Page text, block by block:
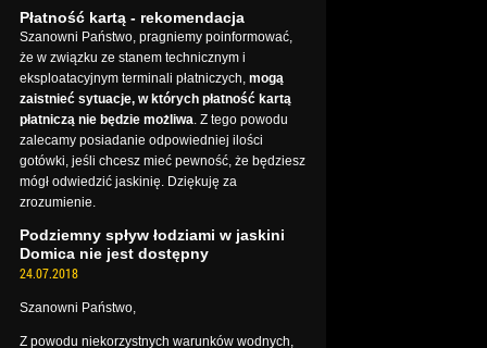
Płatność kartą - rekomendacja
Szanowni Państwo, pragniemy poinformować,
że w związku ze stanem technicznym i
eksploatacyjnym terminali płatniczych, mogą
zaistnieć sytuacje, w których płatność kartą
płatniczą nie będzie możliwa. Z tego powodu
zalecamy posiadanie odpowiedniej ilości
gotówki, jeśli chcesz mieć pewność, że będziesz
mógł odwiedzić jaskinię. Dziękuję za
zrozumienie.
Podziemny spływ łodziami w jaskini
Domica nie jest dostępny
24.07.2018
Szanowni Państwo,
Z powodu niekorzystnych warunków wodnych,